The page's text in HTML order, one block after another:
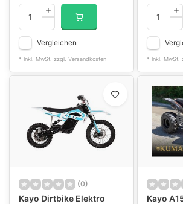
Vergleichen
* Inkl. MwSt. zzgl. Versandkosten * Inkl. MwSt.
(0)
Kayo Dirtbike Elektro
Kayo